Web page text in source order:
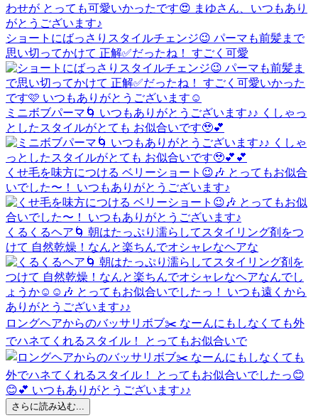
ショートにばっさりスタイルチェンジ😉 パーマも前髪まで
思い切ってかけて 正解✅だったね！ すごく可愛
ミニボブパーマ🌀 いつもありがとうございます♪♪ くしゃっ
としたスタイルがとても お似合いです🥹💕
くせ毛を味方につける ベリーショート😉🎶 とってもお似合
いでした〜！ いつもありがとうございます♪
くるくるヘア🌀 朝はたっぷり濡らしてスタイリング剤をつ
けて 自然乾燥！なんと楽ちんでオシャレなヘアな
ロングヘアからのバッサリボブ✂️ なーんにもしなくても外
でハネてくれるスタイル！ とってもお似合いで
さらに読み込む...